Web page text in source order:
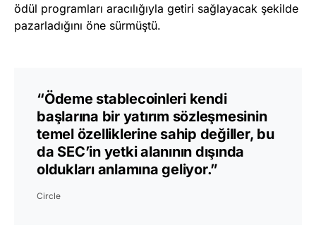
ödül programları aracılığıyla getiri sağlayacak şekilde
pazarladığını öne sürmüştü.
“Ödeme stablecoinleri kendi
başlarına bir yatırım sözleşmesinin
temel özelliklerine sahip değiller, bu
da SEC’in yetki alanının dışında
oldukları anlamına geliyor.”
Circle